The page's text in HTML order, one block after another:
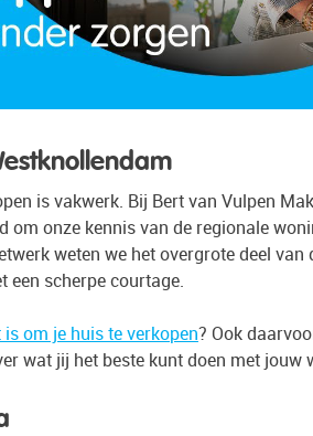
is vakwerk. Bij Bert van Vulpen
om onze kennis van de regionale
weten we het overgrote deel
een scherpe courtage.
om je huis te verkopen? Ook
wat jij het beste kunt doen met jouw